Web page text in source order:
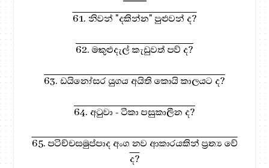
61. නිවන් "දකින්න" පුළුවන් ද?
62. මකුළුදැල් කැඩුවත් පව් ද?
63. ඩයිනෝසර යුගය අයිති කොයි කාලයට ද?
64. අටුවා - ටීකා පසුකාලීන ද?
65. පටිච්චසමුප්පාද අංග නව ආකාරයකින් ප්‍රත්‍ය වේ
ද?